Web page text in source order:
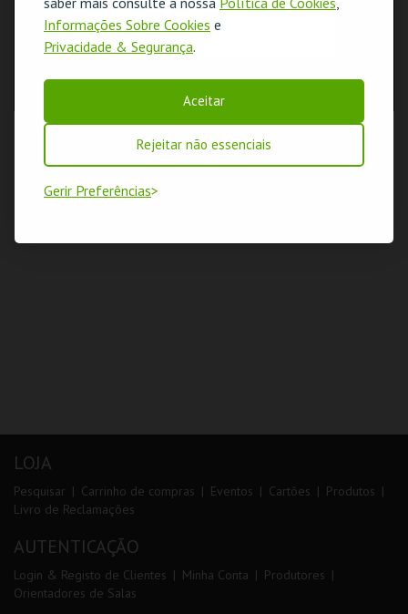
Informações Sobre Cookies e
Privacidade & Segurança.
Aceitar
Rejeitar não essenciais
Gerir Preferências
LOJA
Pesquisar Carrinho de compras Eventos Cartões
Produtos
Livro de Reclamações
AUTENTICAÇÃO
Login & Registo de Clientes Minha Conta
Produtores
Orientadores de Salas
OK